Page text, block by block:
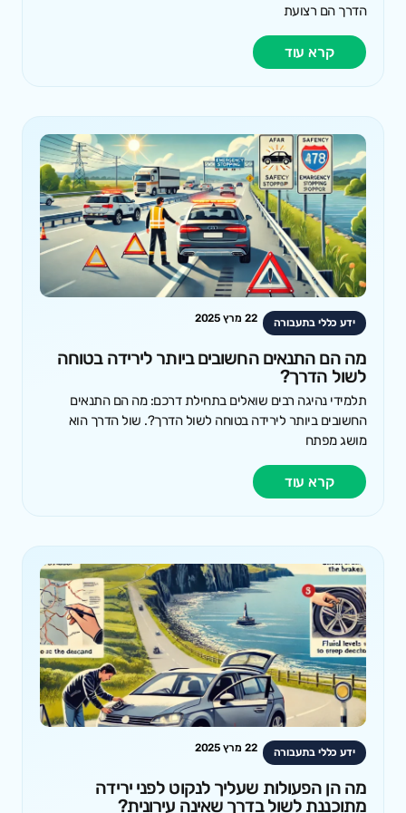
הדרך הם רצועת
קרא עוד
ידע כללי בתעבורה 22 מרץ 2025
מה הם התנאים החשובים ביותר לירידה בטוחה
לשול הדרך?
תלמידי נהיגה רבים שואלים בתחילת דרכם: מה הם התנאים
החשובים ביותר לירידה בטוחה לשול הדרך?. שול הדרך הוא
מושג מפתח
קרא עוד
ידע כללי בתעבורה 22 מרץ 2025
מה הן הפעולות שעליך לנקוט לפני ירידה
מתוכננת לשול בדרך שאינה עירונית?